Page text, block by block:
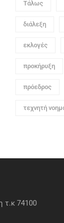
Τάλως
διάλεξη
εκλογές
προκήρυξη
πρόεδρος
τεχνητή
τ.κ 74100